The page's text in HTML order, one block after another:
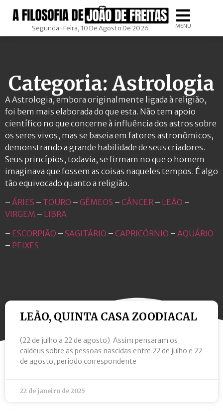
Segunda-Feira, 10 De Agosto De 2026 MENU
Categoria: Astrologia
A Astrologia, embora originalmente ligada à religião,
foi bem mais elaborada do que esta. Não tem apoio
científico no que concerne à influência dos astros sobre
os seres vivos, mas se baseia em fatores astronômicos,
demonstrando a grande habilidade de seus criadores.
Seus princípios, todavia, se firmam no que o homem
imaginava que fossem as coisas naqueles tempos. É algo
tão equivocado quanto a religião.
– ÁRIES – TOURO – GÊMEOS – CÂNCER – LEÃO –
VIRGEM – LIBRA
– ESCORPIÃO – SAGITÁRIO – CAPRICÓRNIO – AQUÁRIO
– PEIXES
LEÃO, QUINTA CASA ZOODIACAL
(22 de julho a 22 de agosto) Assim pensaram os
caldeus sobre as pessoas nascidas entre 22 de julho e 22
de agosto, período correspondente
22 de janeiro de 2025